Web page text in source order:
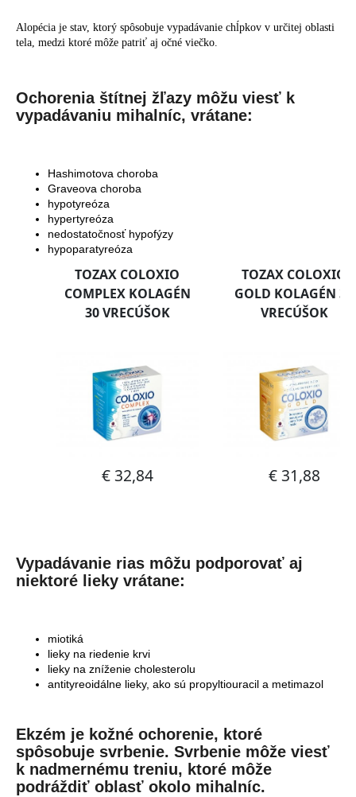
Alopécia je stav, ktorý spôsobuje vypadávanie chĺpkov v určitej oblasti
tela, medzi ktoré môže patriť aj očné viečko.
Ochorenia štítnej žľazy môžu viesť k
vypadávaniu mihalníc, vrátane:
Hashimotova choroba
Graveova choroba
hypotyreóza
hypertyreóza
nedostatočnosť hypofýzy
hypoparatyreóza
Vypadávanie rias môžu podporovať aj
niektoré lieky vrátane:
miotiká
lieky na riedenie krvi
lieky na zníženie cholesterolu
antityreoidálne lieky, ako sú propyltiouracil a metimazol
Ekzém je kožné ochorenie, ktoré
spôsobuje svrbenie. Svrbenie môže viesť
k nadmernému treniu, ktoré môže
podráždiť oblasť okolo mihalníc.